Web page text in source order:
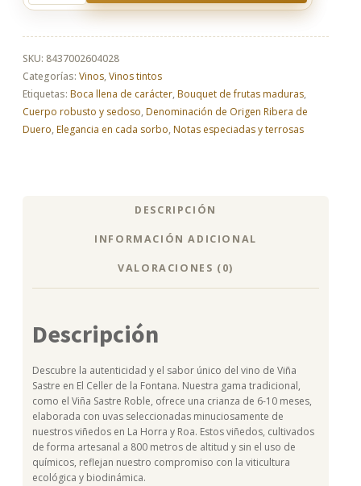
Sastre
Roble
2022
cantidad
SKU: 8437002604028
Categorías: Vinos,Vinos tintos
Etiquetas: Boca llena de carácter, Bouquet de frutas maduras,
Cuerpo robusto y sedoso, Denominación de Origen Ribera de
Duero, Elegancia en cada sorbo, Notas especiadas y terrosas
DESCRIPCIÓN
INFORMACIÓN ADICIONAL
VALORACIONES (0)
Descripción
Descubre la autenticidad y el sabor único del vino de Viña
Sastre en El Celler de la Fontana. Nuestra gama tradicional,
como el Viña Sastre Roble, ofrece una crianza de 6-10 meses,
elaborada con uvas seleccionadas minuciosamente de
nuestros viñedos en La Horra y Roa. Estos viñedos, cultivados
de forma artesanal a 800 metros de altitud y sin el uso de
químicos, reflejan nuestro compromiso con la viticultura
ecológica y biodinámica.